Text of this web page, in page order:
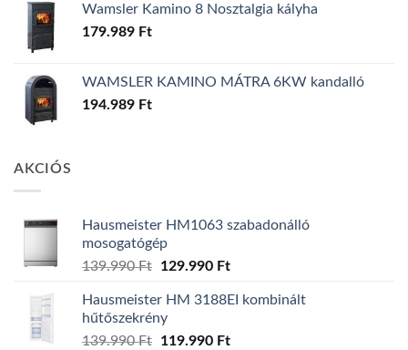
Wamsler Kamino 8 Nosztalgia kályha
179.989 Ft
WAMSLER KAMINO MÁTRA 6KW kandalló
194.989 Ft
AKCIÓS
Hausmeister HM1063 szabadonálló
mosogatógép
139.990Ft
Original
was:
139.990 Ft.
129.990 FtCurrent
is:
Hausmeister HM 3188EI kombinált
hűtőszekrény
139.990Ft
Original
119.990 FtCurrent